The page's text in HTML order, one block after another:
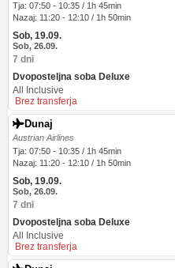
Tja: 07:50 - 10:35 / 1h 45min
Nazaj: 11:20 - 12:10 / 1h 50min
Sob, 19.09.
Sob, 26.09.
7 dni
Dvoposteljna soba Deluxe
All Inclusive
Brez transferja
Dunaj
Austrian Airlines
Tja: 07:50 - 10:35 / 1h 45min
Nazaj: 11:20 - 12:10 / 1h 50min
Sob, 19.09.
Sob, 26.09.
7 dni
Dvoposteljna soba Deluxe
All Inclusive
Brez transferja